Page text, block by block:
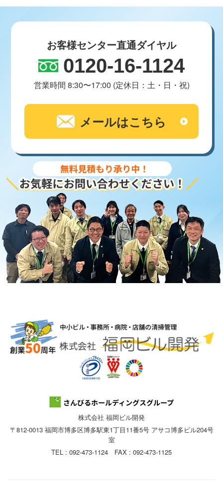
お客様センター直通ダイヤル
0120-16-1124
営業時間 8:30〜17:00 (定休日：土・日・祝)
メールはこちら
株式会社 福岡ビル開発
〒812-0013 福岡市博多区博多駅東1丁目11番5号 アサコ博多ビル204号
室
TEL : 092-473-1124 FAX : 092-473-1125